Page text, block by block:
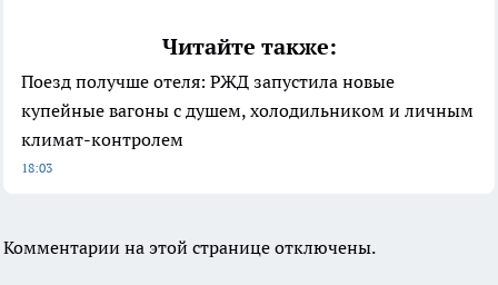
Читайте также:
Поезд получше отеля: РЖД запустила новые
купейные вагоны с душем, холодильником и личным
климат-контролем
18:03
Комментарии на этой странице отключены.